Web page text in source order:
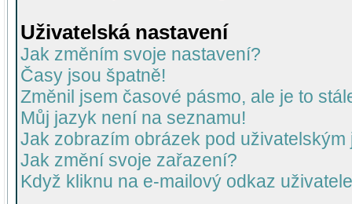
Uživatelská nastavení
Jak změním svoje nastavení?
Časy jsou špatně!
Změnil jsem časové pásmo, ale je to
Můj jazyk není na seznamu!
Jak zobrazím obrázek pod uživatelským
Jak změní svoje zařazení?
Když kliknu na e-mailový odkaz